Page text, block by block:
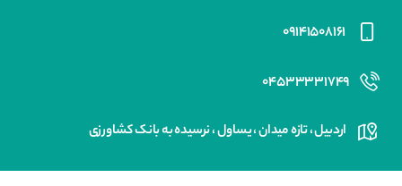
۰۹۱۴۱۵۰۸۱۶۱
۰۴۵۳۳۳۳۱۷۴۹
اردبیل ، تازه میدان ، یساول ، نرسیده به بانک کشاورزی